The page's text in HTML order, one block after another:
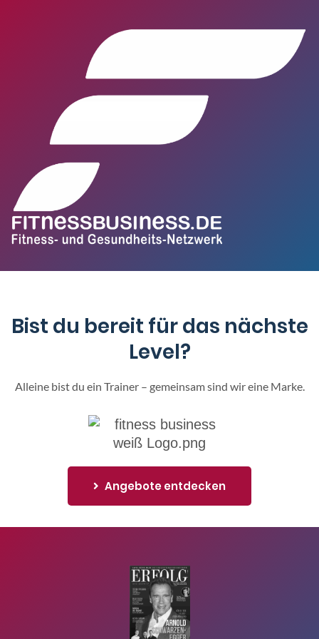
Bist du bereit für das nächste
Level?
Alleine bist du ein Trainer – gemeinsam sind wir eine Marke.
Angebote entdecken